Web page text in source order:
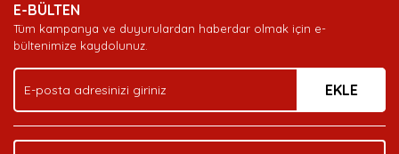
Ürün açıklamasında eksik bilgiler bulunuyor.
Ürün bilgilerinde hatalar bulunuyor.
Bu ürüne benzer farklı alternatifler olmalı.
E-BÜLTEN
Tüm kampanya ve duyurulardan haberdar olmak için e-
bültenimize kaydolunuz.
EKLE